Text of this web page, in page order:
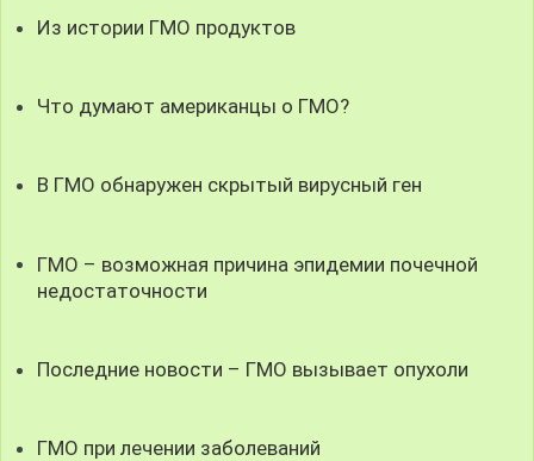
Из истории ГМО продуктов
Что думают американцы о ГМО?
В ГМО обнаружен скрытый вирусный ген
ГМО – возможная причина эпидемии почечной
недостаточности
Последние новости – ГМО вызывает опухоли
ГМО при лечении заболеваний